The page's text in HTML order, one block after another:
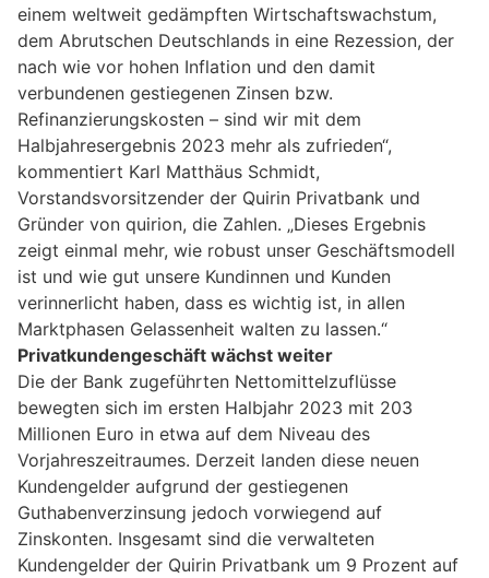
einem weltweit gedämpften Wirtschaftswachstum,
dem Abrutschen Deutschlands in eine Rezession, der
nach wie vor hohen Inflation und den damit
verbundenen gestiegenen Zinsen bzw.
Refinanzierungskosten – sind wir mit dem
Halbjahresergebnis 2023 mehr als zufrieden“,
kommentiert Karl Matthäus Schmidt,
Vorstandsvorsitzender der Quirin Privatbank und
Gründer von quirion, die Zahlen. „Dieses Ergebnis
zeigt einmal mehr, wie robust unser Geschäftsmodell
ist und wie gut unsere Kundinnen und Kunden
verinnerlicht haben, dass es wichtig ist, in allen
Marktphasen Gelassenheit walten zu lassen.“
Privatkundengeschäft wächst weiter
Die der Bank zugeführten Nettomittelzuflüsse
bewegten sich im ersten Halbjahr 2023 mit 203
Millionen Euro in etwa auf dem Niveau des
Vorjahreszeitraumes. Derzeit landen diese neuen
Kundengelder aufgrund der gestiegenen
Guthabenverzinsung jedoch vorwiegend auf
Zinskonten. Insgesamt sind die verwalteten
Kundengelder der Quirin Privatbank um 9 Prozent auf